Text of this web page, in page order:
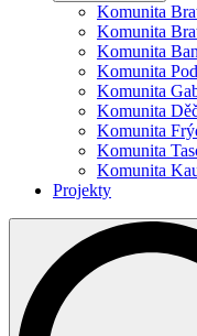
Komunita
Komunita
Komunita
Komunita
Komunita
Komunita
Komunita
Komunita
Komunita
Projekty